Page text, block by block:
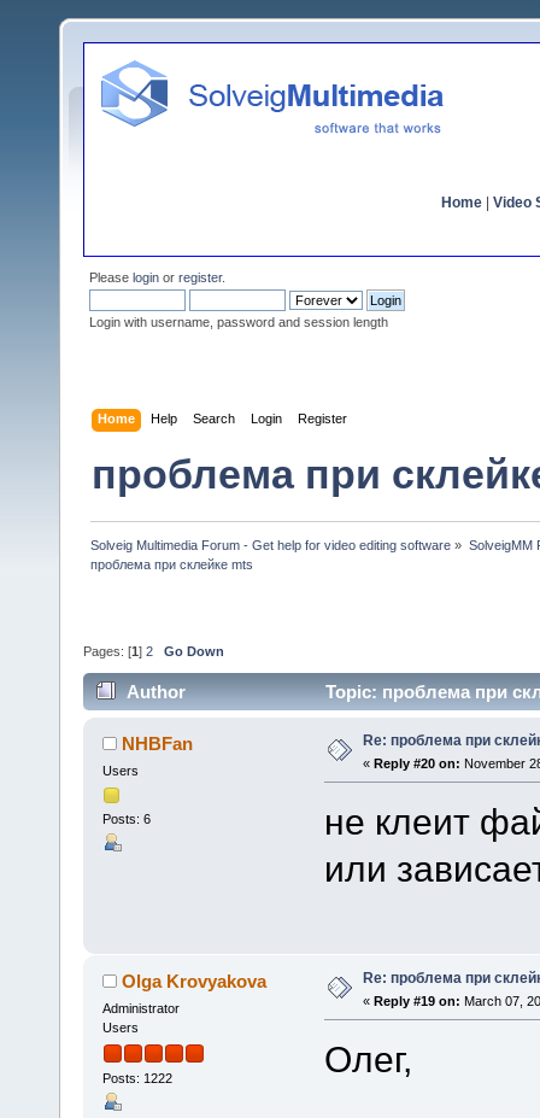
Home Video
Please login or register.
Login with username, password and session length
Home Help Search Login Register
проблема при
Solveig Multimedia Forum - Get help for video editing software » SolveigMM
проблема при склейке mts
Pages: [1 ] 2 Go Down
Author Topic: проблема при
NHBFan
Users
Posts: 6
Re: проблема при
« Reply #20 on: November
не клеит
или
Olga Krovyakova
Administrator
Users
Posts: 1222
Re: проблема при
« Reply #19 on: March 07,
Олег,